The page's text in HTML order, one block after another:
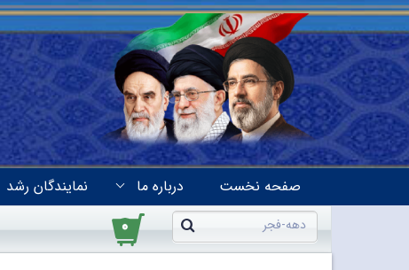
صفحه نخست درباره ما نمایندگان رشد
۰